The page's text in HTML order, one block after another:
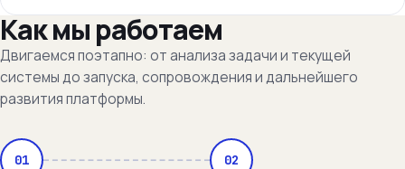
Как мы работаем
Двигаемся поэтапно: от анализа задачи и текущей
системы до запуска, сопровождения и дальнейшего
развития платформы.
01
02